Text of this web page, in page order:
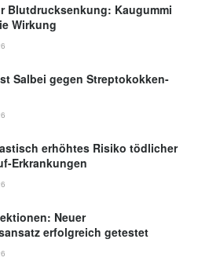
Blutdrucksenkung: Kaugummi
Wirkung
Salbei gegen Streptokokken-
erhöhtes Risiko tödlicher
Erkrankungen
Neuer
erfolgreich getestet